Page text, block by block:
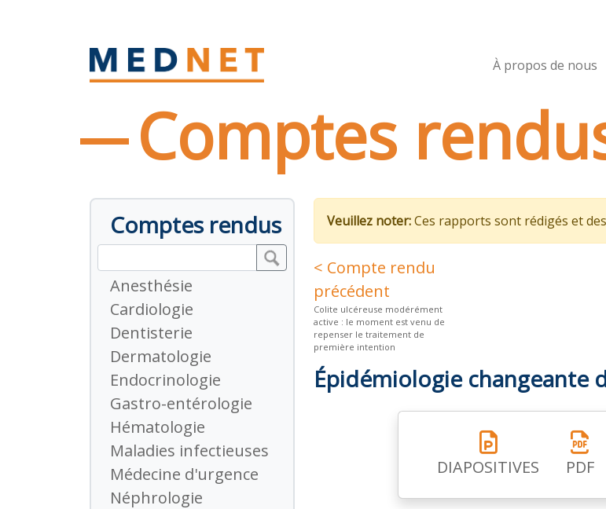
À propos de nous
Comptes
Comptes rendus
Anesthésie
Cardiologie
Dentisterie
Dermatologie
Endocrinologie
Gastro-entérologie
Hématologie
Maladies infectieuses
Médecine d'urgence
Néphrologie
Veuillez noter:Ces rapports sont rédigés et
< Compte rendu
précédent
Colite ulcéreuse modérément
active : le moment est venu de
repenser le traitement de
première intention
Épidémiologie changeante
DIAPOSITIVES PDF